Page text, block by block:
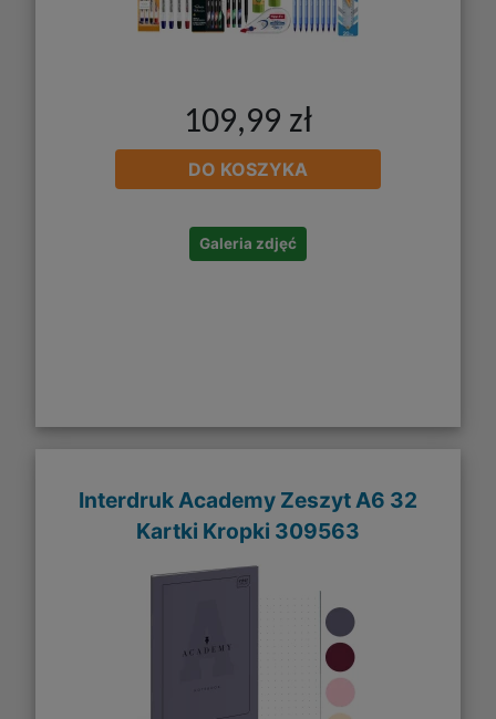
109,99 zł
DO KOSZYKA
Galeria zdjęć
Interdruk Academy Zeszyt A6 32
Kartki Kropki 309563